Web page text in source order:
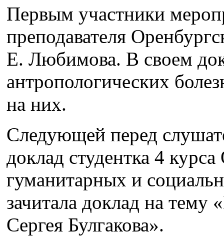
Первым участники
преподавателя
Е. Любимова. В своем
антропологических
на них.
Следующей перед
доклад студентка 4
гуманитарных и
зачитала доклад на тему
Сергея Булгакова».